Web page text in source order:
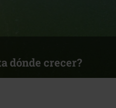
dónde crecer?